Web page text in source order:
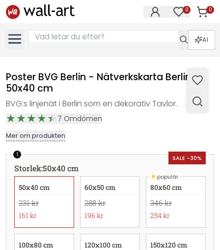
0 0
AI
Poster BVG Berlin - Nätverkskarta Berlin -
50x40 cm
BVG:s linjenät i Berlin som en dekorativ Tavlor.
7 Omdömen
Mer om produkten
SALE -30%
1
Storlek:50x40 cm
50x40 cm
231 kr
161 kr
60x50 cm
288 kr
196 kr
★populär
80x60 cm
346 kr
254 kr
100x80 cm 120x100 cm 150x120 cm